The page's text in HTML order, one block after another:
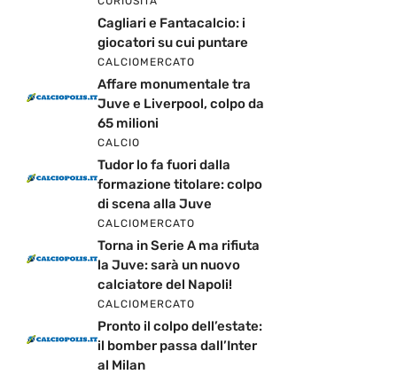
Cagliari e Fantacalcio: i
giocatori su cui puntare
CALCIOMERCATO
Affare monumentale tra
Juve e Liverpool, colpo da
65 milioni
CALCIO
Tudor lo fa fuori dalla
formazione titolare: colpo
di scena alla Juve
CALCIOMERCATO
Torna in Serie A ma rifiuta
la Juve: sarà un nuovo
calciatore del Napoli!
CALCIOMERCATO
Pronto il colpo dell’estate:
il bomber passa dall’Inter
al Milan